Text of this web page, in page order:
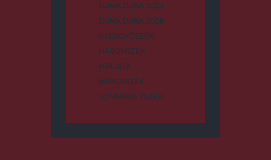
DUMA DUBA 2024
DUMA DUBA 2026
GYERGYÓSZÉK
HÁROMSZÉK
HÍRLISTA
MAROSSZÉK
UDVARHELYSZÉK